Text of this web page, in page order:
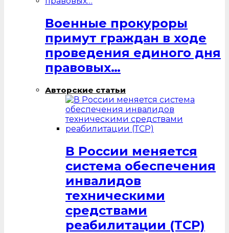
Военные прокуроры
примут граждан в ходе
проведения единого дня
правовых…
Авторские статьи
В России меняется
система обеспечения
инвалидов
техническими
средствами
реабилитации (ТСР)